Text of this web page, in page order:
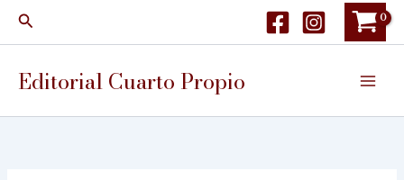
Buscar
Editorial Cuarto Propio